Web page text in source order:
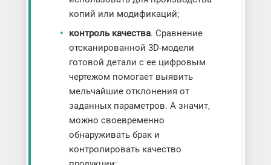
копий или модификаций;
контроль качества. Сравнение
отсканированной 3D-модели
готовой детали с ее цифровым
чертежом помогает выявить
мельчайшие отклонения от
заданных параметров. А значит,
можно своевременно
обнаруживать брак и
контролировать качество